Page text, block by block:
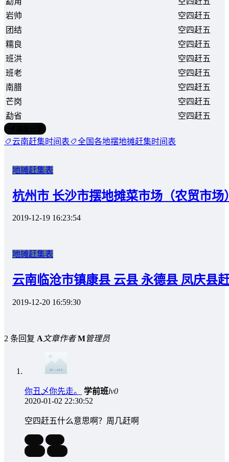
岩帅
空四赶五
团结
空四赶五
糯良
空四赶五
班洪
空四赶五
班老
空四赶五
南腊
空四赶五
芒岗
空四赶五
勐省
空四赶五
云南赶集时间表 全国各地摆地摊赶集时间表
地摊赶集表
杭州市 长沙市摆地摊菜市场（农贸市场
2019-12-19 16:23:54
地摊赶集表
云南临沧市镇康县 云县 永德县 凤庆县
2019-12-20 16:59:30
2 条回复 A 文章作者 M管理员
你丑乄你先走。 学前班lv0
2020-01-02 22:30:52
空四赶五什么意思啊？周几赶啊